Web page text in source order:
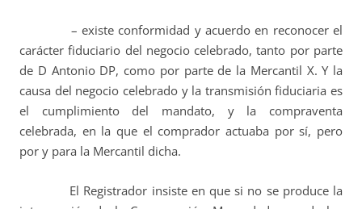
– existe conformidad y acuerdo en reconocer el
carácter fiduciario del negocio celebrado, tanto por parte
de D Antonio DP, como por parte de la Mercantil X. Y la
causa del negocio celebrado y la transmisión fiduciaria es
el cumplimiento del mandato, y la compraventa
celebrada, en la que el comprador actuaba por sí, pero
por y para la Mercantil dicha.
El Registrador insiste en que si no se produce la